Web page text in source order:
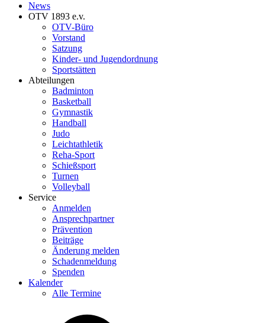
News
OTV 1893 e.v.
OTV-Büro
Vorstand
Satzung
Kinder- und Jugendordnung
Sportstätten
Abteilungen
Badminton
Basketball
Gymnastik
Handball
Judo
Leichtathletik
Reha-Sport
Schießsport
Turnen
Volleyball
Service
Anmelden
Ansprechpartner
Prävention
Beiträge
Änderung melden
Schadenmeldung
Spenden
Kalender
Alle Termine